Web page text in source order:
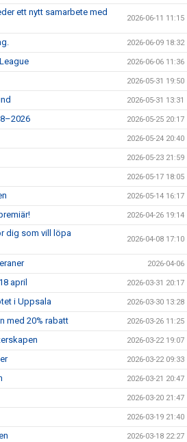
ett nytt samarbete med
2026-06-11 11:15
2026-06-09 18:32
2026-06-06 11:36
2026-05-31 19:50
2026-05-31 13:31
2026-05-25 20:17
2026-05-24 20:40
2026-05-23 21:59
2026-05-17 18:05
2026-05-14 16:17
2026-04-26 19:14
dig som vill löpa
2026-04-08 17:10
2026-04-06
april 2026-03-31 20:17
i Uppsala 2026-03-30 13:28
med 20% rabatt 2026-03-26 11:25
2026-03-22 19:07
2026-03-22 09:33
2026-03-21 20:47
2026-03-20 21:47
2026-03-19 21:40
2026-03-18 22:27